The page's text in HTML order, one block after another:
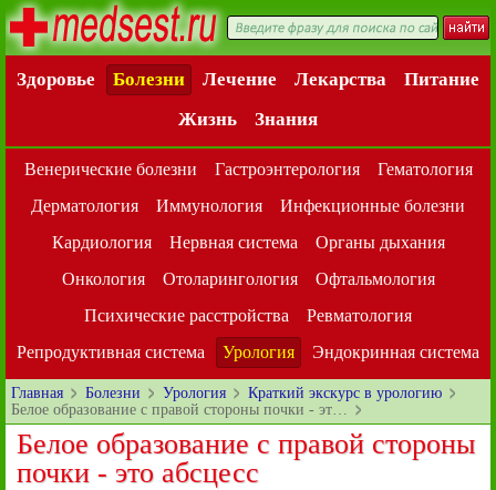
Здоровье Болезни Лечение Лекарства
Питание
Жизнь
Знания
Венерические болезни Гастроэнтерология
Гематология
Дерматология
Иммунология
Инфекционные болезни
Кардиология
Нервная система
Органы дыхания
Онкология
Отоларингология
Офтальмология
Психические расстройства
Ревматология
Репродуктивная система
Урология Эндокринная система
Главная Болезни Урология
Краткий экскурс в урологию
Белое образование с правой стороны почки - эт…
Белое образование с правой стороны
почки - это абсцесс